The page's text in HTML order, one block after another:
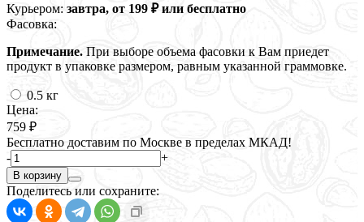
Курьером: завтра, от 199 ₽ или бесплатно
Фасовка:
Примечание. При выборе объема фасовки к Вам приедет
продукт в упаковке размером, равным указанной граммовке.
0.5 кг
Цена:
759 ₽
Бесплатно доставим по Москве в пределах МКАД!
-
+
В корзину
Поделитесь или сохраните: